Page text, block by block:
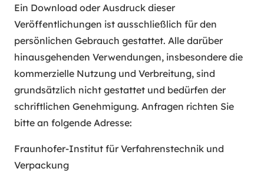
Ein Download oder Ausdruck dieser
Veröffentlichungen ist ausschließlich für den
persönlichen Gebrauch gestattet. Alle darüber
hinausgehenden Verwendungen, insbesondere die
kommerzielle Nutzung und Verbreitung, sind
grundsätzlich nicht gestattet und bedürfen der
schriftlichen Genehmigung. Anfragen richten Sie
bitte an folgende Adresse:
Fraunhofer-Institut für Verfahrenstechnik und
Verpackung